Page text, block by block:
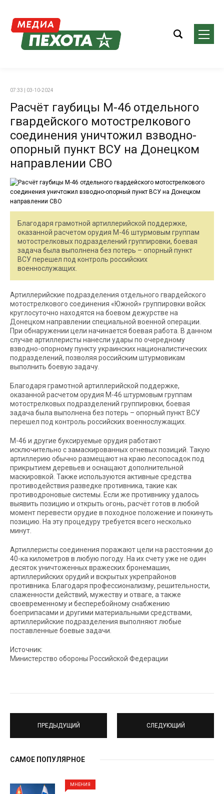
07:33 | 03-10-2024
Расчёт гаубицы М-46 отдельного
гвардейского мотострелкового
соединения уничтожил взводно-
опорный пункт ВСУ на Донецком
направлении СВО
Благодаря грамотной артиллерийской поддержке,
оказанной расчетом орудия М-46 штурмовым группам
мотострелковых подразделений группировки, боевая
задача была выполнена без потерь – опорный пункт
ВСУ перешел под контроль российских
военнослужащих.
Артиллерийские подразделения отдельного гвардейского
мотострелкового соединения «Южной» группировки войск
круглосуточно находятся на боевом дежурстве на
Донецком направлении специальной военной операции.
При обнаружении цели начинается боевая работа. В данном
случае артиллеристы нанесли удары по очередному
взводно-опорному пункту украинских националистических
подразделений, позволяя российским штурмовикам
выполнить боевую задачу.
Благодаря грамотной артиллерийской поддержке,
оказанной расчетом орудия М-46 штурмовым группам
мотострелковых подразделений группировки, боевая
задача была выполнена без потерь – опорный пункт ВСУ
перешел под контроль российских военнослужащих.
М-46 и другие буксируемые орудия работают
исключительно с замаскированных огневых позиций. Такую
артиллерию обычно размещают на краю лесопосадок под
прикрытием деревьев и оснащают дополнительной
маскировкой. Также используются активные средства
противодействия разведке противника, такие как
противодроновые системы. Если же противнику удалось
выявить позицию и открыть огонь, расчёт готов в любой
момент перевести орудие в походное положение и покинуть
позицию. На эту процедуру требуется всего несколько
минут.
Артиллеристы соединения поражают цели на расстоянии до
40-ка километров в любую погоду. На их счету уже не один
десяток уничтоженных вражеских бронемашин,
артиллерийских орудий и вскрытых укрепрайонов
противника. Благодаря профессионализму, решительности,
слаженности действий, мужеству и отваге, а также
своевременному и бесперебойному снабжению
боеприпасами и другими материальными средствами,
артиллерийские подразделения выполняют любые
поставленные боевые задачи.
Источник:
Министерство обороны Российской Федерации
ПРЕДЫДУЩИЙ СЛЕДУЮЩИЙ
САМОЕ ПОПУЛЯРНОЕ
МНЕНИЯ